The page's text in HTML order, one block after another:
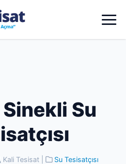
Su
Kali Tesisat Su Tesisatçısı